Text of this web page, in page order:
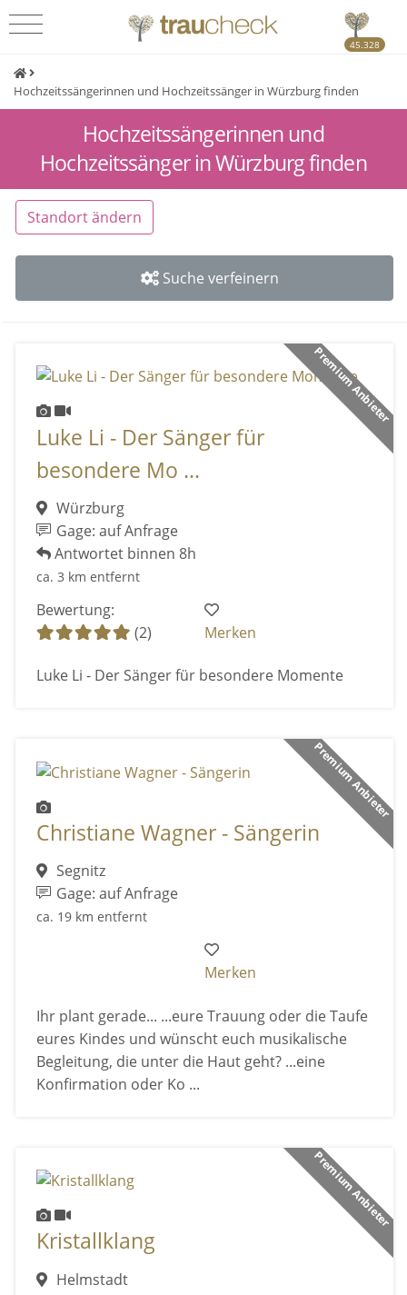
45.328
Hochzeitssängerinnen und Hochzeitssänger in Würzburg finden
Hochzeitssängerinnen und
Hochzeitssänger in Würzburg finden
Standort ändern
Suche verfeinern
Premium Anbieter
Luke Li - Der Sänger für
besondere Mo ...
Würzburg
Gage: auf Anfrage
Antwortet binnen 8h
ca. 3 km entfernt
Bewertung:
(2)
Merken
Luke Li - Der Sänger für besondere Momente
Premium Anbieter
Christiane Wagner - Sängerin
Segnitz
Gage: auf Anfrage
ca. 19 km entfernt
Merken
Ihr plant gerade... ...eure Trauung oder die Taufe
eures Kindes und wünscht euch musikalische
Begleitung, die unter die Haut geht? ...eine
Konfirmation oder Ko ...
Premium Anbieter
Kristallklang
Helmstadt